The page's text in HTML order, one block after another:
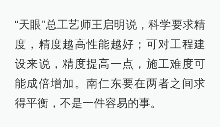
“天眼”总工艺师王启明说，科学要求精
度，精度越高性能越好；可对工程建
设来说，精度提高一点，施工难度可
能成倍增加。南仁东要在两者之间求
得平衡，不是一件容易的事。